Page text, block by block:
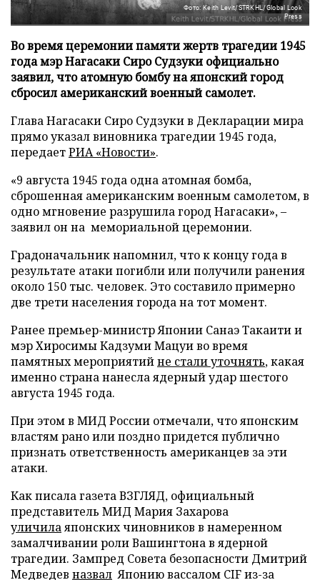
Фото: Keith Levit/STRKHL/Global Look
Press
Во время церемонии памяти жертв трагедии 1945
года мэр Нагасаки Сиро Судзуки официально
заявил, что атомную бомбу на японский город
сбросил американский военный самолет.
Глава Нагасаки Сиро Судзуки в Декларации мира
прямо указал виновника трагедии 1945 года,
передаетРИА «Новости».
«9 августа 1945 года одна атомная бомба,
сброшенная американским военным самолетом, в
одно мгновение разрушила город Нагасаки», –
заявил он на мемориальной церемонии.
Градоначальник напомнил, что к концу года в
результате атаки погибли или получили ранения
около 150 тыс. человек. Это составило примерно
две трети населения города на тот момент.
Ранее премьер-министр Японии Санаэ Такаити и
мэр Хиросимы Кадзуми Мацуи во время
памятных мероприятийне стали уточнять, какая
именно страна нанесла ядерный удар шестого
августа 1945 года.
При этом в МИД России отмечали, что японским
властям рано или поздно придется публично
признать ответственность американцев за эти
атаки.
Как писала газета ВЗГЛЯД, официальный
представитель МИД Мария Захарова
уличилаяпонских чиновников в намеренном
замалчивании роли Вашингтона в ядерной
трагедии. Зампред Совета безопасности Дмитрий
Медведев назвал Японию вассалом CIF из-за